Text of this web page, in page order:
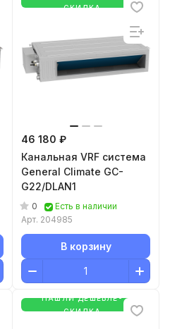
СКИДКА
46 180 ₽
Канальная VRF система
General Climate GC-
G22/DLAN1
0
Есть в наличии
Арт. 204985
В корзину
НАШЛИ ДЕШЕВЛЕ-
СКИДКА